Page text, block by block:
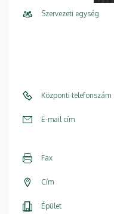
Szervezeti egység
Központi telefonszám
E-mail cím
Fax
Cím
Épület